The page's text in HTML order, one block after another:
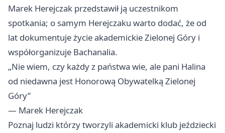
Marek Herejczak przedstawił ją uczestnikom
spotkania; o samym Herejczaku warto dodać, że od
lat dokumentuje życie akademickie Zielonej Góry i
współorganizuje Bachanalia.
„Nie wiem, czy każdy z państwa wie, ale pani Halina
od niedawna jest Honorową Obywatelką Zielonej
Góry”
— Marek Herejczak
Poznaj ludzi którzy tworzyli akademicki klub jeździecki